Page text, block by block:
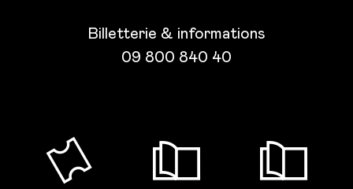
Billetterie & informations
09 800 840 40